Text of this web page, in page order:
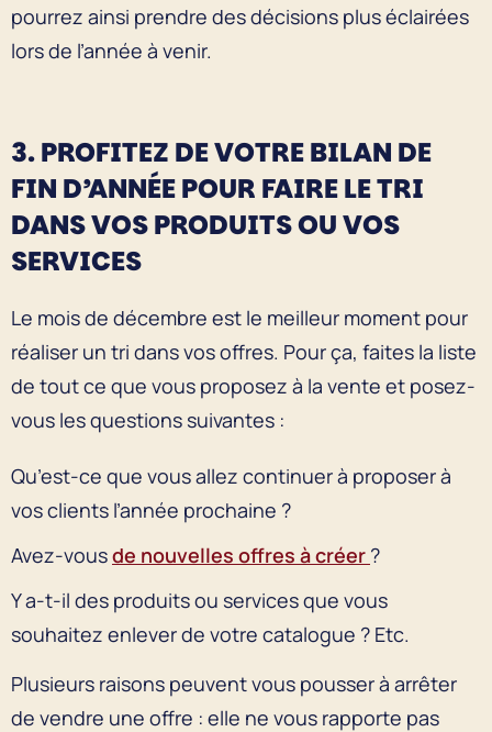
pourrez ainsi prendre des décisions plus éclairées
lors de l’année à venir.
3. PROFITEZ DE VOTRE BILAN DE
FIN D’ANNÉE POUR FAIRE LE TRI
DANS VOS PRODUITS OU VOS
SERVICES
Le mois de décembre est le meilleur moment pour
réaliser un tri dans vos offres. Pour ça, faites la liste
de tout ce que vous proposez à la vente et posez-
vous les questions suivantes :
Qu’est-ce que vous allez continuer à proposer à
vos clients l’année prochaine ?
Avez-vousde nouvelles offres à créer ?
Y a-t-il des produits ou services que vous
souhaitez enlever de votre catalogue ? Etc.
Plusieurs raisons peuvent vous pousser à arrêter
de vendre une offre : elle ne vous rapporte pas